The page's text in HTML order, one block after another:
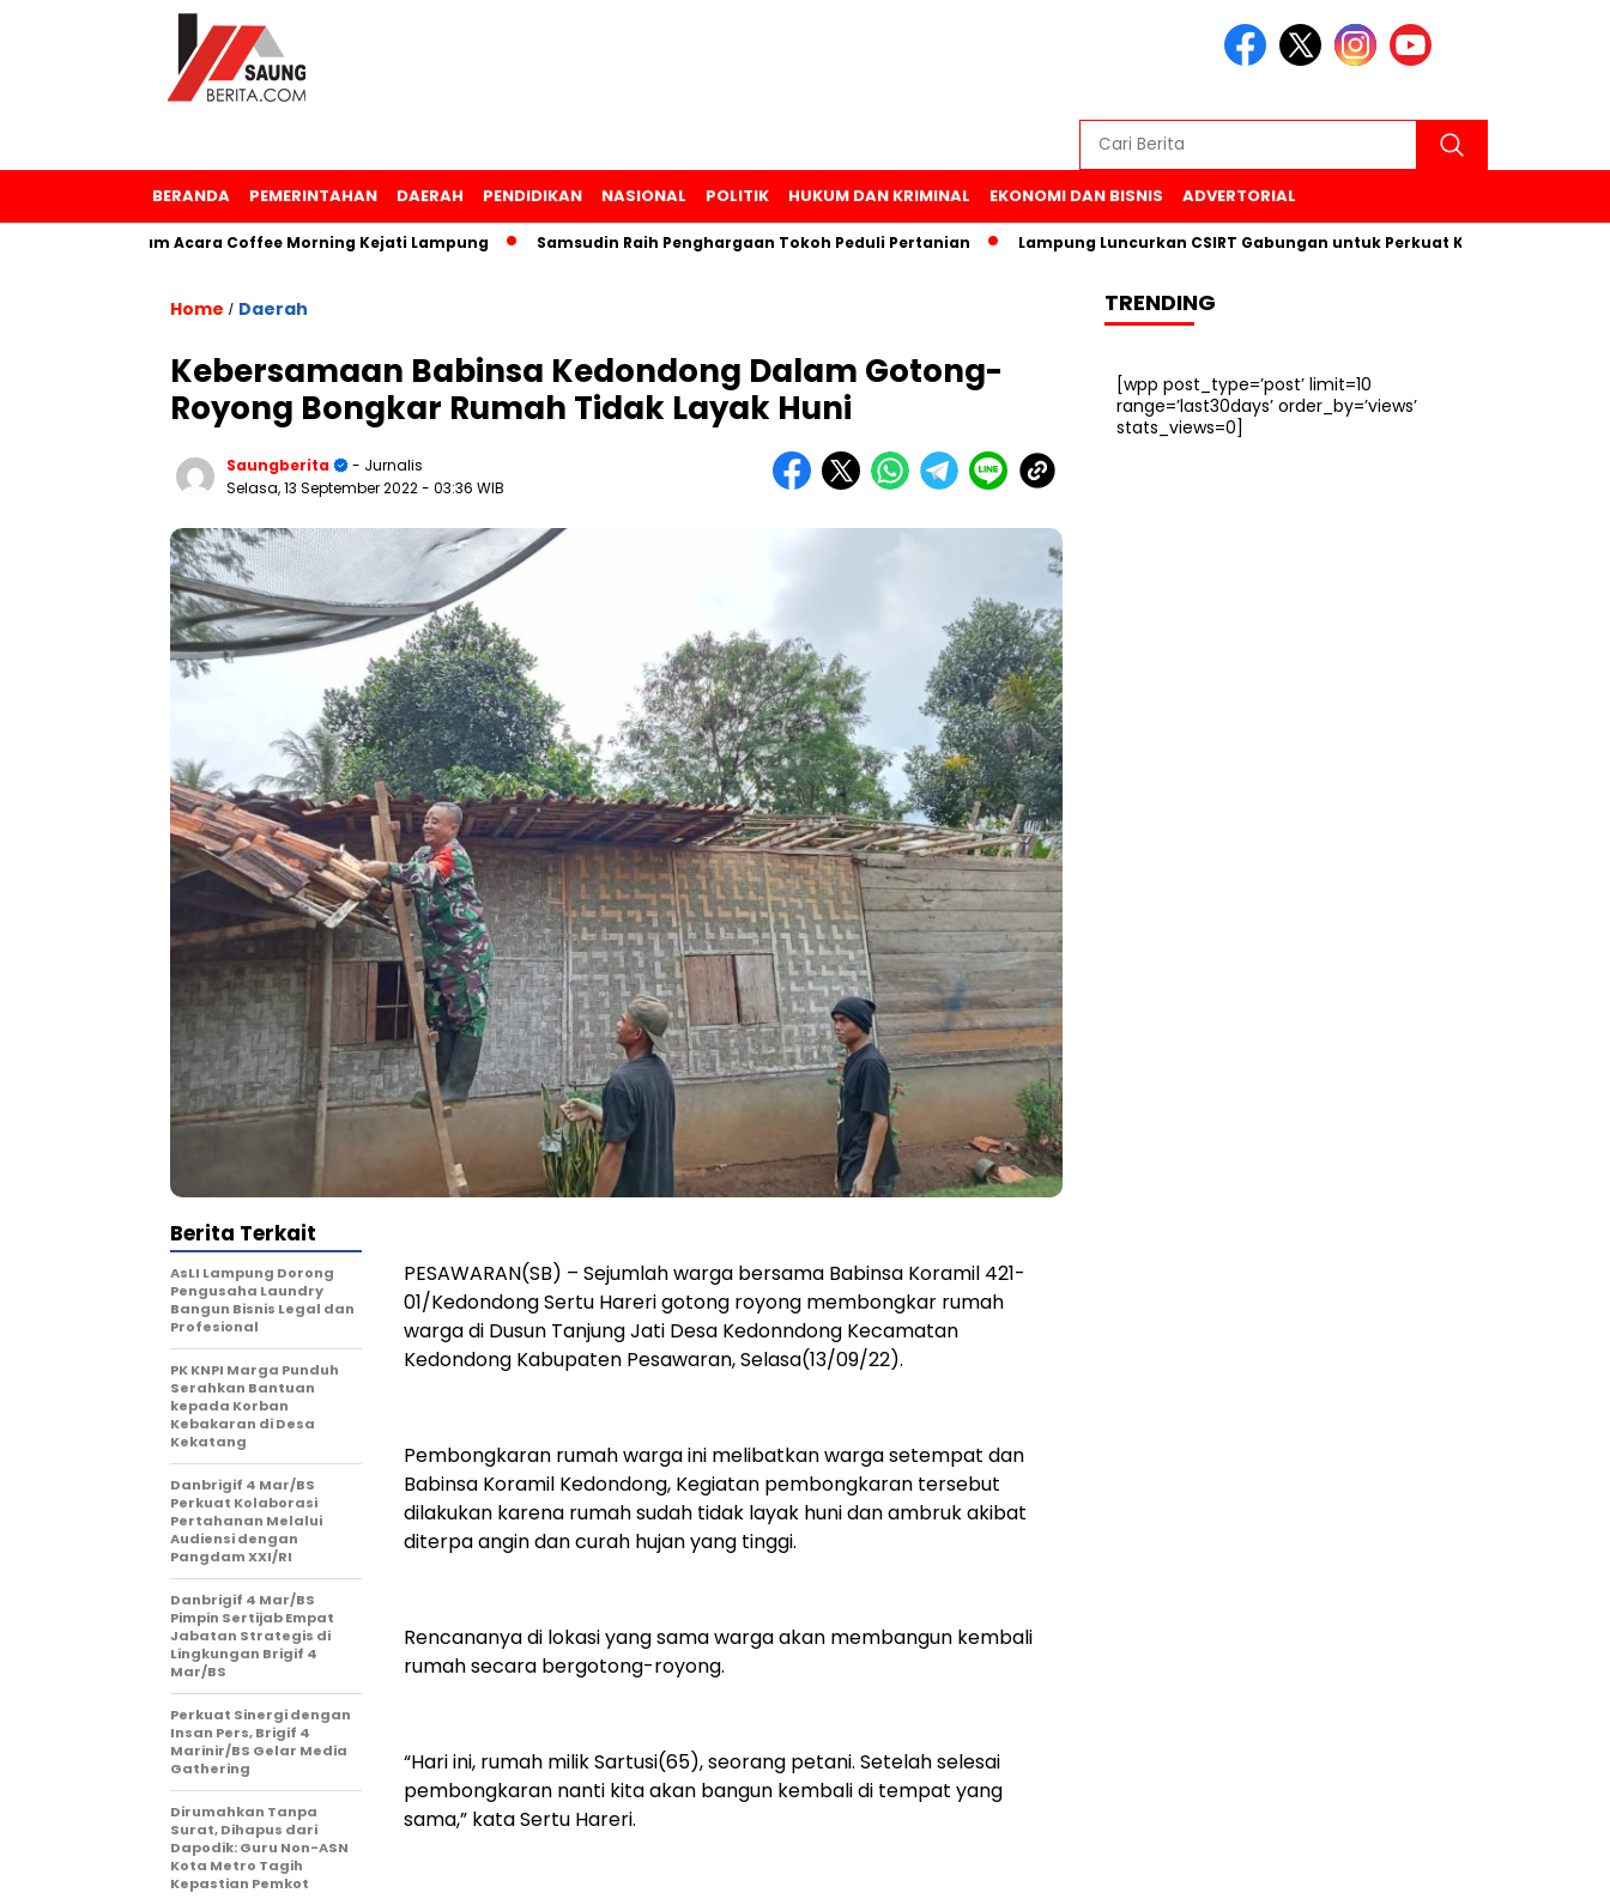
BERANDA PEMERINTAHAN DAERAH PENDIDIKAN NASIONAL POLITIK HUKUM DAN KRIMINAL EKONOMI DAN BISNIS ADVERTORIAL
dalam Acara Coffee Morning Kejati Lampung Samsudin Raih Penghargaan Tokoh Peduli Pertanian Lampung Luncurkan CSIRT Gabungan untuk Perkuat Keamanan Siber di 6
Home / Daerah
Kebersamaan Babinsa Kedondong Dalam Gotong-
Royong Bongkar Rumah Tidak Layak Huni
Saungberita
- Jurnalis
Selasa, 13 September 2022- 03:36 WIB
PESAWARAN(SB) – Sejumlah warga bersama Babinsa Koramil 421-
01/Kedondong Sertu Hareri gotong royong membongkar rumah
warga di Dusun Tanjung Jati Desa Kedonndong Kecamatan
Kedondong Kabupaten Pesawaran, Selasa(13/09/22).
Pembongkaran rumah warga ini melibatkan warga setempat dan
Babinsa Koramil Kedondong, Kegiatan pembongkaran tersebut
dilakukan karena rumah sudah tidak layak huni dan ambruk akibat
diterpa angin dan curah hujan yang tinggi.
Rencananya di lokasi yang sama warga akan membangun kembali
rumah secara bergotong-royong.
“Hari ini, rumah milik Sartusi(65), seorang petani. Setelah selesai
pembongkaran nanti kita akan bangun kembali di tempat yang
sama,” kata Sertu Hareri.
Berita Terkait
AsLI Lampung Dorong
Pengusaha Laundry
Bangun Bisnis Legal dan
Profesional
PK KNPI Marga Punduh
Serahkan Bantuan
kepada Korban
Kebakaran di Desa
Kekatang
Danbrigif 4 Mar/BS
Perkuat Kolaborasi
Pertahanan Melalui
Audiensi dengan
Pangdam XXI/RI
Danbrigif 4 Mar/BS
Pimpin Sertijab Empat
Jabatan Strategis di
Lingkungan Brigif 4
Mar/BS
Perkuat Sinergi dengan
Insan Pers, Brigif 4
Marinir/BS Gelar Media
Gathering
Dirumahkan Tanpa
Surat, Dihapus dari
Dapodik: Guru Non-ASN
Kota Metro Tagih
Kepastian Pemkot
TRENDING
[wpp post_type=’post’ limit=10
range=’last30days’ order_by=’views’
stats_views=0]